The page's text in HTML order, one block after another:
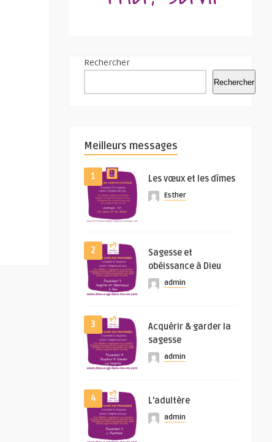
Rechercher
Rechercher
Meilleurs messages
1 Les vœux et les dîmes
Esther
2
Sagesse et
obéissance à Dieu
admin
3
Acquérir & garder la
sagesse
admin
4 L’adultère
admin